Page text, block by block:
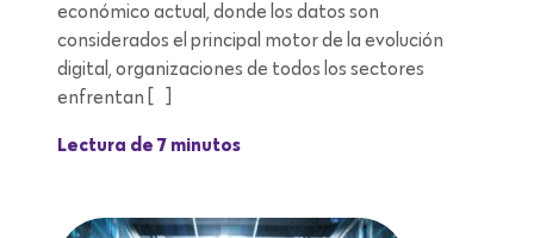
económico actual, donde los datos son
considerados el principal motor de la evolución
digital, organizaciones de todos los sectores
enfrentan […]
Lectura de 7 minutos